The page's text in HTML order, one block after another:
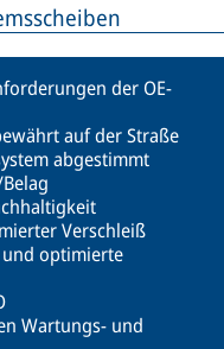
der OE-
auf der Straße
abgestimmt
Verschleiß
optimierte
Wartungs- und